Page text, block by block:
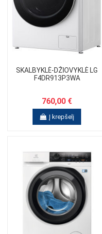
SKALBYKLĖ-DŽIOVYKLĖ LG
F4DR913P3WA
760,00 €
Į krepšelį